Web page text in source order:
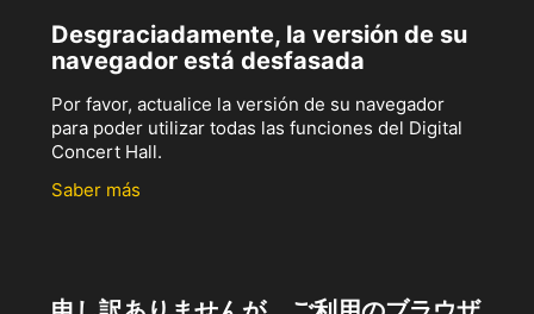
Desgraciadamente, la versión de su
navegador está desfasada
Por favor, actualice la versión de su navegador
para poder utilizar todas las funciones del Digital
Concert Hall.
Saber más